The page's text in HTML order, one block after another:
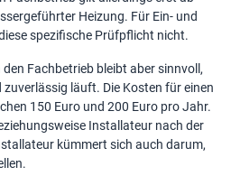
Heizung. Für Ein- und
spezifische Prüfpflicht nicht.
Fachbetrieb bleibt aber sinnvoll,
läuft. Die Kosten für einen
150 Euro und 200 Euro pro Jahr.
Installateur nach der
kümmert sich auch darum,